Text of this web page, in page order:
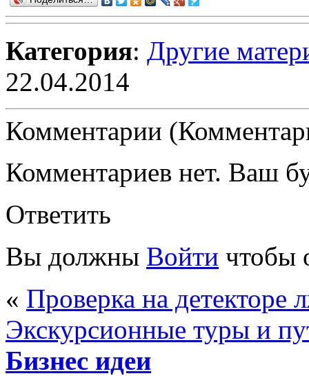
Категория: Другие
22.04.2014
Комментарии
Комментариев нет. Ваш
Ответить
Вы должны Войти чтобы
« Проверка на детекторе
Экскурсионные туры и
Бизнес идеи